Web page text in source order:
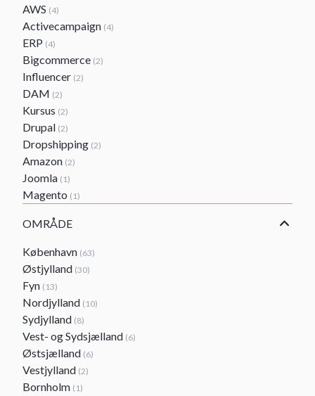
AWS (4)
Activecampaign (4)
ERP (4)
Bigcommerce (2)
Influencer (2)
DAM (2)
Kursus (2)
Drupal (2)
Dropshipping (2)
Amazon (2)
Joomla (1)
Magento (1)
OMRÅDE
København (63)
Østjylland (30)
Fyn (13)
Nordjylland (10)
Sydjylland (8)
Vest- og Sydsjælland (6)
Østsjælland (6)
Vestjylland (2)
Bornholm (1)